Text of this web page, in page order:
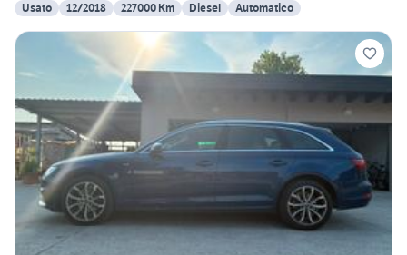
Usato
12/2018 227000 Km Diesel Automatico